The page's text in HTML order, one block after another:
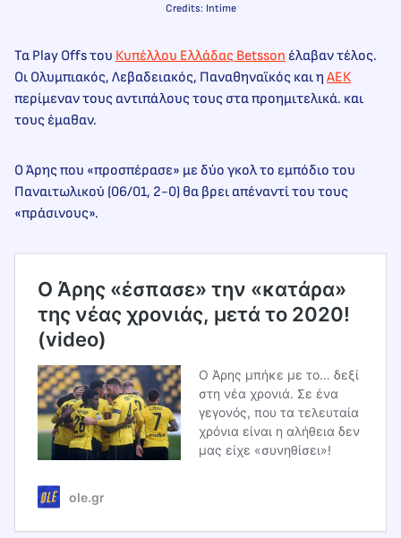
Credits: Intime
Τα Play Offs του Κυπέλλου Ελλάδας Betsson έλαβαν τέλος.
Οι Ολυμπιακός, Λεβαδειακός, Παναθηναϊκός και η ΑΕΚ
περίμεναν τους αντιπάλους τους στα προημιτελικά. και
τους έμαθαν.
Ο Άρης που «προσπέρασε» με δύο γκολ το εμπόδιο του
Παναιτωλικού (06/01, 2-0) θα βρει απέναντί του τους
«πράσινους».
O Άρης «έσπασε» την «κατάρα»
της νέας χρονιάς, μετά το 2020!
(video)
Ο Άρης μπήκε με το… δεξί
στη νέα χρονιά. Σε ένα
γεγονός, που τα τελευταία
χρόνια είναι η αλήθεια δεν
μας είχε «συνηθίσει»!
ole.gr